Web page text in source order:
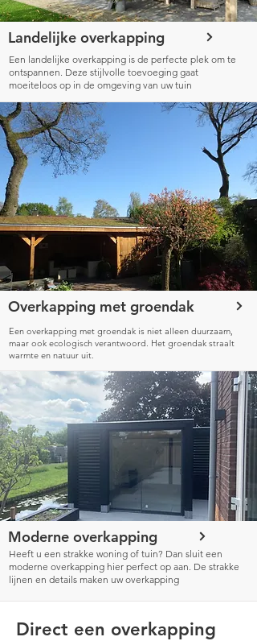
Landelijke overkapping
Overkapping met groendak
Een landelijke overkapping is de perfecte plek om te
ontspannen. Deze stijlvolle toevoeging gaat
moeiteloos op in de omgeving van uw tuin
Moderne overkapping
Een overkapping met groendak is niet alleen duurzaam,
maar ook ecologisch verantwoord. Het groendak straalt
warmte en natuur uit.
Heeft u een strakke woning of tuin? Dan sluit een
moderne overkapping hier perfect op aan. De strakke
lijnen en details maken uw overkapping
Direct een overkapping